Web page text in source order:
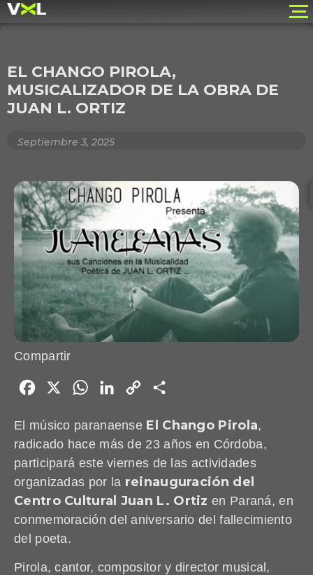
EL CHANGO PIROLA,
MUSICALIZADOR DE LA OBRA DE
JUAN L. ORTIZ
Septiembre 3, 2025
Compartir
Facebook WhatsAppLinkedIn
Copy
El músico paranaense El Chango Pirola,
radicado hace más de 23 años en Córdoba,
participará este viernes de las actividades
organizadas por la reinauguración del
Centro Cultural Juan L. Ortiz en Paraná, en
conmemoración del aniversario del fallecimiento
del poeta.
Pirola, cantor, compositor y director musical,